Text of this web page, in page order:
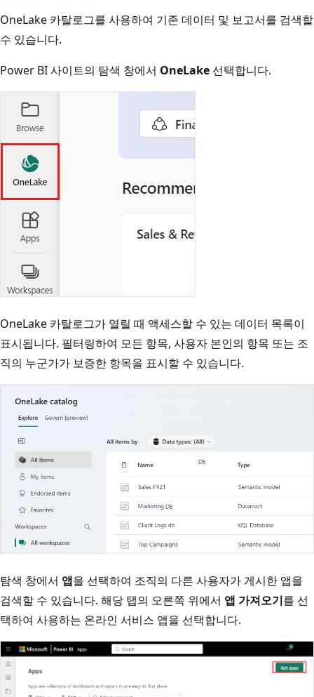
OneLake 카탈로그를 사용하여 기존 데이터 및 보고서를 검색할
수 있습니다.
Power BI 사이트의 탐색 창에서 OneLake 선택합니다.
OneLake 카탈로그가 열릴 때 액세스할 수 있는 데이터 목록이
표시됩니다. 필터링하여 모든 항목, 사용자 본인의 항목 또는 조
직의 누군가가 보증한 항목을 표시할 수 있습니다.
탐색 창에서 앱을 선택하여 조직의 다른 사용자가 게시한 앱을
검색할 수 있습니다. 해당 탭의 오른쪽 위에서 앱 가져오기를 선
택하여 사용하는 온라인 서비스 앱을 선택합니다.